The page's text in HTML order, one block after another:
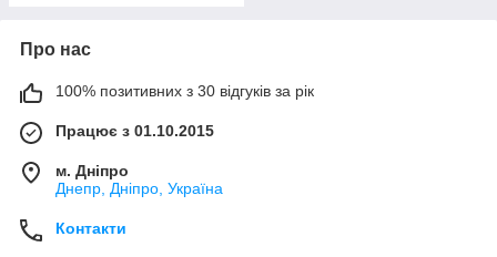
Про нас
100% позитивних з 30 відгуків за рік
Працює з 01.10.2015
м. Дніпро
Днепр, Дніпро, Україна
Контакти